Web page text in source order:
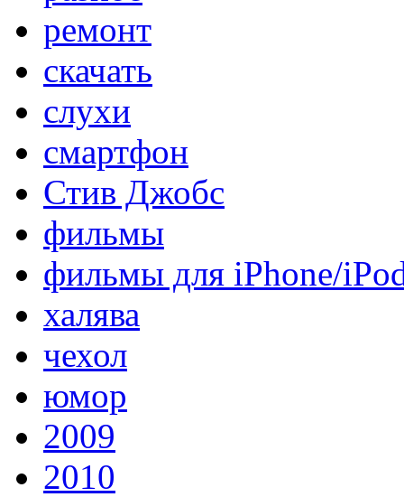
ремонт
скачать
слухи
смартфон
Стив Джобс
фильмы
фильмы для iPhone/
халява
чехол
юмор
2009
2010